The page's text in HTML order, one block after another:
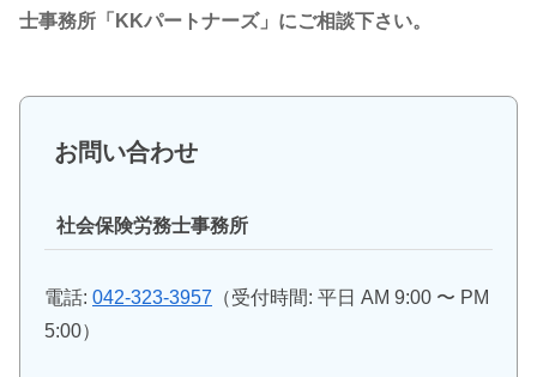
士事務所「KKパートナーズ」にご相談下さい。
お問い合わせ
社会保険労務士事務所
電話: 042-323-3957 （受付時間: 平日 AM 9:00 〜 PM
5:00）